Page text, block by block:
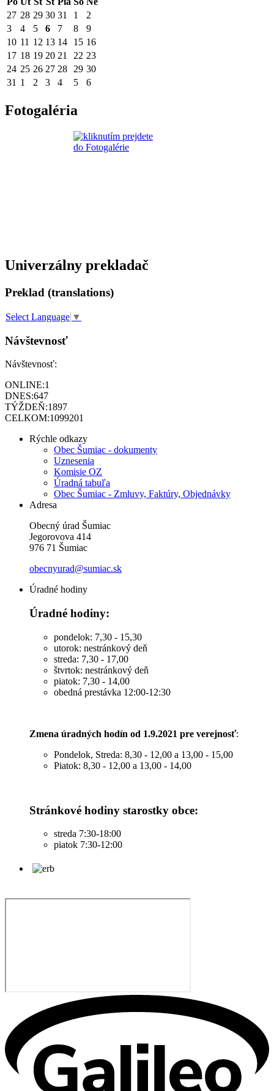
27 28 29 30 31 1
2
3
4 5 6 7 8
9
10 11 12 13 14 15 16
17 18 19 20 21 22 23
24 25 26 27 28 29 30
31 1 2 3 4 5 6
Fotogaléria
Univerzálny prekladač
Preklad (translations)
Select Language ▼
Návštevnosť
Návštevnosť:
ONLINE:1
DNES:647
TÝŽDEŇ:1897
CELKOM:1099201
Rýchle odkazy
Obec Šumiac - dokumenty
Uznesenia
Komisie OZ
Úradná tabuľa
Obec Šumiac - Zmluvy, Faktúry, Objednávky
Adresa
Obecný úrad Šumiac
Jegorovova 414
976 71 Šumiac
obecnyurad@sumiac.sk
Úradné hodiny
Úradné hodiny:
pondelok: 7,30 - 15,30
utorok: nestránkový deň
streda: 7,30 - 17,00
štvrtok: nestránkový deň
piatok: 7,30 - 14,00
obedná prestávka 12:00-12:30
Zmena úradných hodín od 1.9.2021 pre verejnosť:
Pondelok, Streda: 8,30 - 12,00 a 13,00 - 15,00
Piatok: 8,30 - 12,00 a 13,00 - 14,00
Stránkové hodiny starostky obce:
streda 7:30-18:00
piatok 7:30-12:00